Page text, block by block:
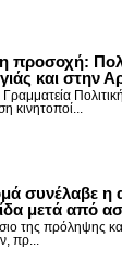
προσοχή:
και στην
Γραμματεία
κινητοποί...
συνέλαβε η
μετά από
της πρόληψης
πρ...